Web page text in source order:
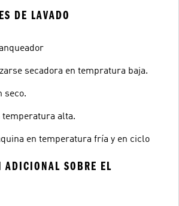
DE LAVADO
secadora en tempratura baja.
seco.
temperatura alta.
en temperatura fría y en ciclo
ADICIONAL SOBRE EL